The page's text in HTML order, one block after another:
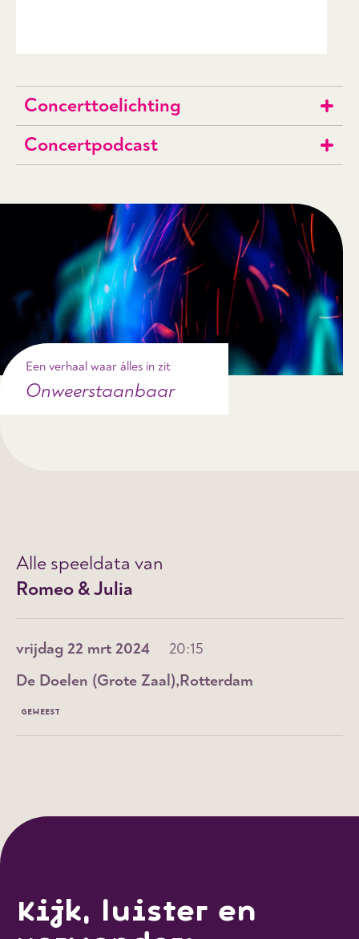
Concerttoelichting
Concertpodcast
Een verhaal waar álles in zit
Onweerstaanbaar
Alle speeldata van
Romeo & Julia
vrijdag 22 mrt 2024
20:15
Rotterdam
De Doelen (Grote Zaal)
GEWEEST
Kijk, luister en